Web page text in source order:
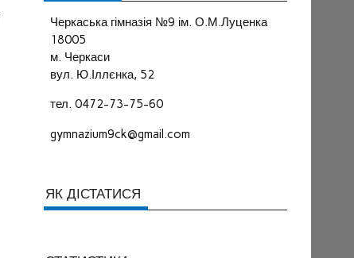
Черкаська гімназія №9 ім. О.М.Луценка
18005
м. Черкаси
вул. Ю.Іллєнка, 52
тел. 0472-73-75-60
gymnazium9ck@gmail.com
ЯК ДІСТАТИСЯ